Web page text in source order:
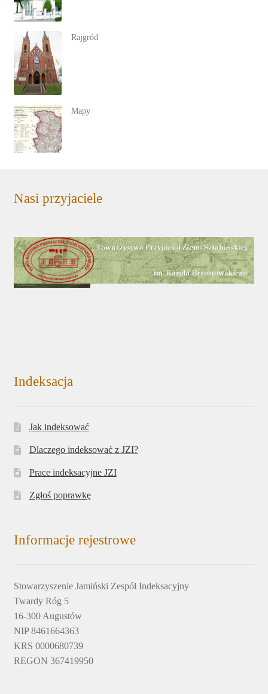
Rajgród
Mapy
Nasi przyjaciele
Indeksacja
Jak indeksować
Dlaczego indeksować z JZI?
Prace indeksacyjne JZI
Zgłoś poprawkę
Informacje rejestrowe
Stowarzyszenie Jamiński Zespół Indeksacyjny
Twardy Róg 5
16-300 Augustów
NIP 8461664363
KRS 0000680739
REGON 367419950